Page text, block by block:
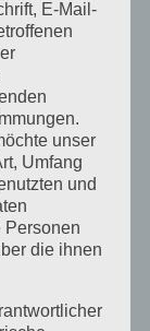
E-Mail-
unser
Umfang
und
Personen
die ihnen